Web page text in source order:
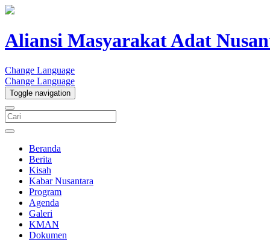
Aliansi Masyarakat Adat
Change Language
Change Language
Toggle navigation
Beranda
Berita
Kisah
Kabar Nusantara
Program
Agenda
Galeri
KMAN
Dokumen